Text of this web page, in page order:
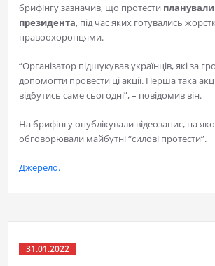
брифінгу зазначив, що протести
президента, під час яких готувались
правоохоронцями.
“Організатор підшукував українців, які за
допомогти провести ці акції. Перша така
відбутись саме сьогодні”, – повідомив він.
На брифінгу опублікували відеозапис, на
обговорювали майбутні “силові протести”.
Джерело.
31.01.2022